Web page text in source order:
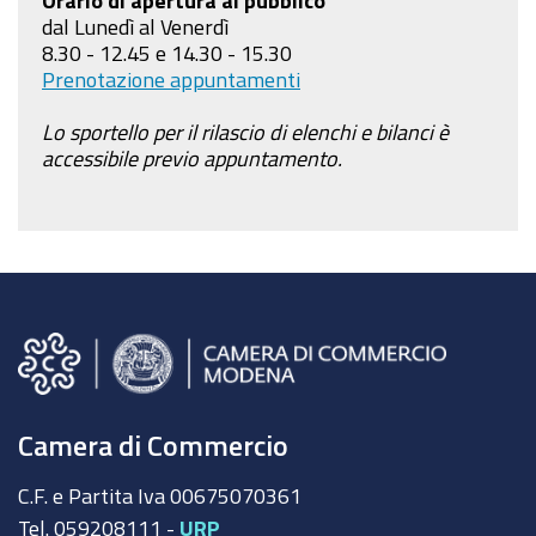
dal Lunedì al Venerdì
8.30 - 12.45 e 14.30 - 15.30
Prenotazione appuntamenti
Lo sportello per il rilascio di elenchi e bilanci è
accessibile previo appuntamento.
Camera di Commercio
C.F. e Partita Iva 00675070361
Tel. 059208111 - URP